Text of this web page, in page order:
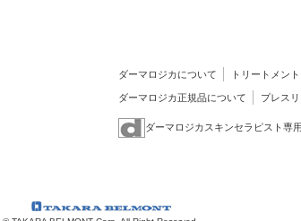
ダーマロジカについて トリートメント
ダーマロジカ正規品について プレス
ダーマロジカスキンセラピスト専